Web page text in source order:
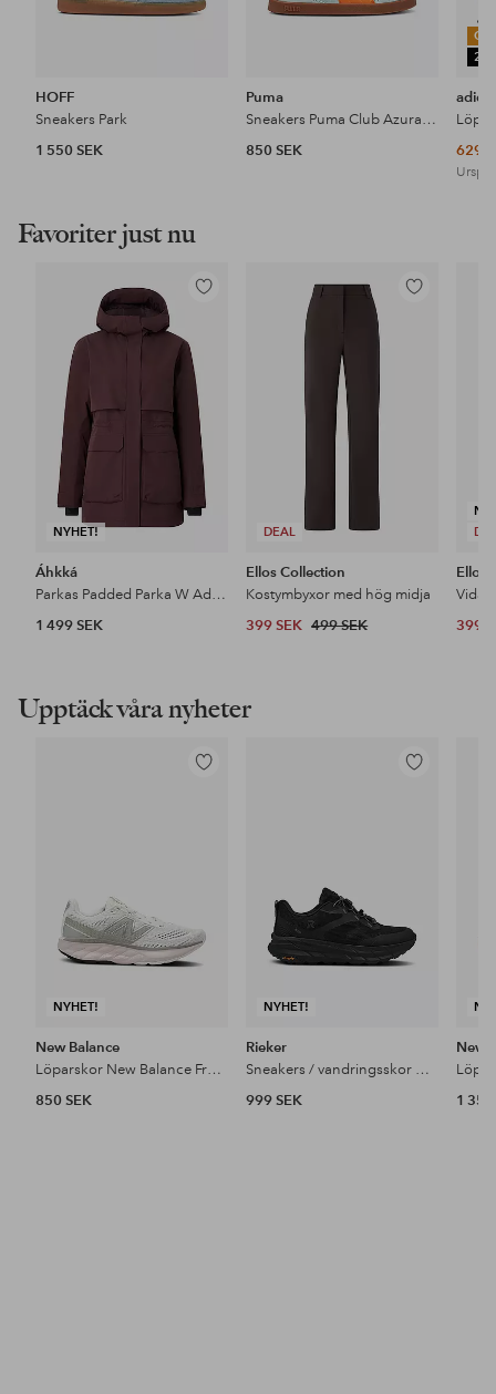
HOFF
Sneakers Park
1 550 SEK
Puma
Sneakers Puma Club Azura SD
850 SEK
629
Favoriter just nu
NYHET!
Lägg
favoriter
Áhkká
Parkas Padded Parka W Adjustable Waist
1 499 SEK
DEAL
Lägg
Ellos Collection
Kostymbyxor med hög midja
399 SEK 499 SEK
Ellos
399
Upptäck våra nyheter
NYHET!
Lägg
New Balance
Löparskor New Balance Freshfoam 520 v9
850 SEK
NYHET!
Lägg
Rieker
Sneakers / vandringsskor U4502-00
999 SEK
New
1 350